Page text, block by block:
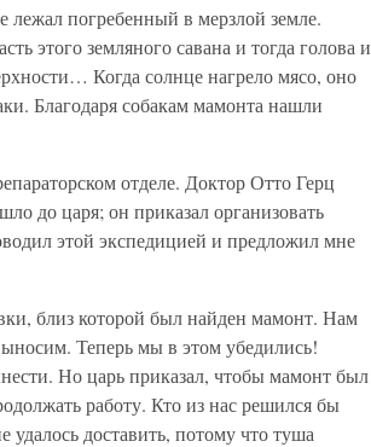
лежал погребенный в мерзлой земле.
этого земляного савана и тогда голова и
Когда солнце нагрело мясо, оно
Благодаря собакам мамонта нашли
отделе. Доктор Отто Герц
до царя; он приказал организовать
этой экспедицией и предложил мне
близ которой был найден мамонт. Нам
Теперь мы в этом убедились!
Но царь приказал, чтобы мамонт был
работу. Кто из нас решился бы
доставить, потому что туша